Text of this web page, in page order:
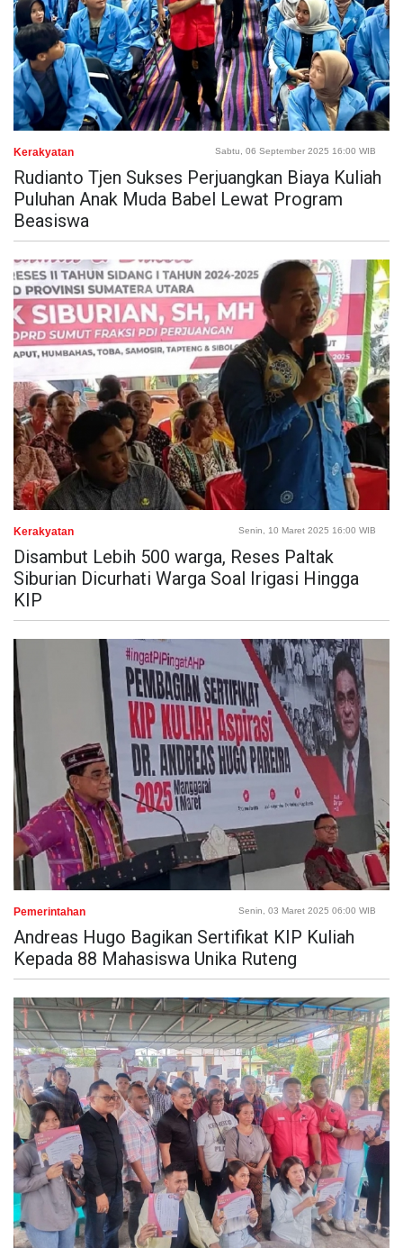
Kerakyatan Sabtu, 06 September 2025 16:00 WIB
Rudianto Tjen Sukses Perjuangkan Biaya Kuliah
Puluhan Anak Muda Babel Lewat Program
Beasiswa
Kerakyatan Senin, 10 Maret 2025 16:00 WIB
Disambut Lebih 500 warga, Reses Paltak
Siburian Dicurhati Warga Soal Irigasi Hingga
KIP
Pemerintahan Senin, 03 Maret 2025 06:00 WIB
Andreas Hugo Bagikan Sertifikat KIP Kuliah
Kepada 88 Mahasiswa Unika Ruteng